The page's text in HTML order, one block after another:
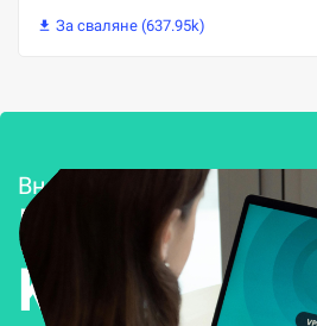
 За сваляне (637.95k)
Внедряване и поддръжка
Решения